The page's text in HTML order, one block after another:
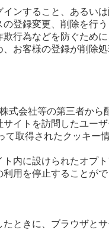
ンすること、あるい
登録変更、削除を行う
行為などを防ぐため
お客様の登録が削除
式会社等の第三者から
イトを訪問したユー
て取得されたクッキー
内に設けられたオプ
用を停止することがで
ときに、ブラウザと